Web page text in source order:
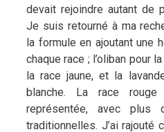
devait rejoindre autant de
Je suis retourné à ma
la formule en ajoutant une
chaque race ; l’oliban pour
la race jaune, et la
blanche. La race
représentée, avec plus
traditionnelles. J’ai rajouté